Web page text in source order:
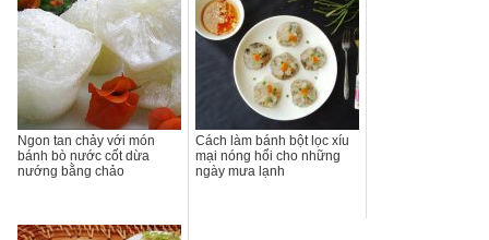
Ngon tan chảy với món
bánh bò nước cốt dừa
nướng bằng chảo
Cách làm bánh bột lọc xíu
mại nóng hổi cho những
ngày mưa lạnh